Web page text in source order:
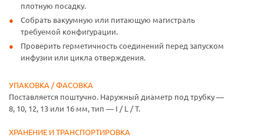
плотную посадку.
Собрать вакуумную или питающую магистраль
требуемой конфигурации.
Проверить герметичность соединений перед запуском
инфузии или цикла отверждения.
УПАКОВКА / ФАСОВКА
Поставляется поштучно. Наружный диаметр под трубку —
8, 10, 12, 13 или 16 мм, тип — I / L / T.
ХРАНЕНИЕ И ТРАНСПОРТИРОВКА